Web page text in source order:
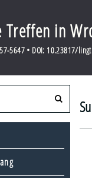
in
5647 • DOI: 10.23817/